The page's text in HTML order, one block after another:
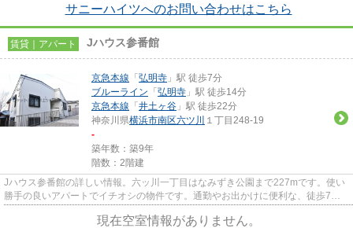
サニーハイツへのお問い合わせはこちら
賃貸｜アパート Jハウス参番館
京急本線 「 弘明寺 」駅 徒歩7分
ブルーライン 「 弘明寺 」駅 徒歩14分
京急本線 「 井土ヶ谷 」駅 徒歩22分
神奈川県横浜市南区六ツ川 １丁目248-19
-
築年数：築9年
階数：2階建
Jハウス参番館の詳しい情報。六ッ川一丁目はなみずき公園まで227mです。使い
勝手の良いアパートでイチオシの物件です。通勤やお出かけに便利な、徒歩7分
現在空室情報がありません。